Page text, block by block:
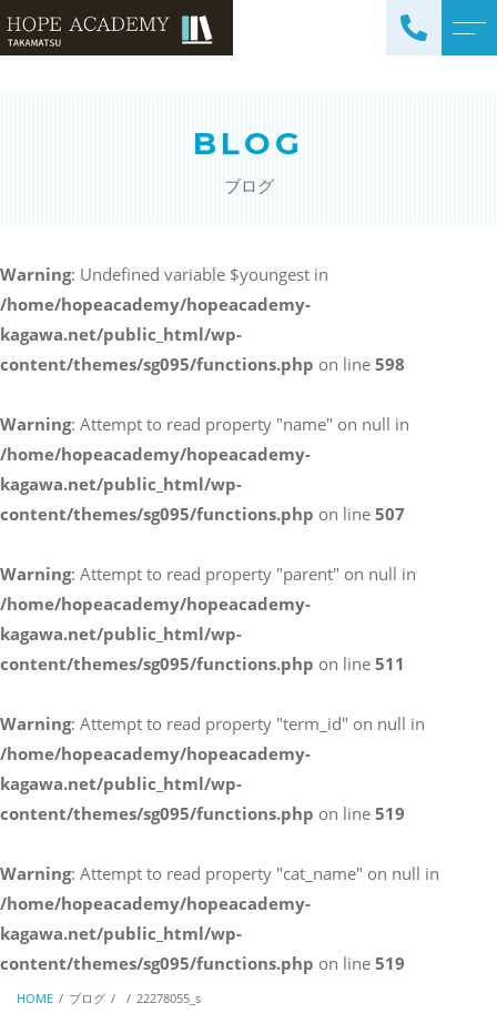
（4科目）
中学生コース（5科目）
高校生コース（3科目）
英会話コース（幼児～小学
校低学年）
087-887-7663
Webからのお問い合わせ
CONTACT
BLOG
ブログ
Warning: Undefined variable $youngest in
/home/hopeacademy/hopeacademy-
kagawa.net/public_html/wp-
content/themes/sg095/functions.php on line 598
Warning: Attempt to read property "name" on null in
/home/hopeacademy/hopeacademy-
kagawa.net/public_html/wp-
content/themes/sg095/functions.php on line 507
Warning: Attempt to read property "parent" on null in
/home/hopeacademy/hopeacademy-
kagawa.net/public_html/wp-
content/themes/sg095/functions.php on line 511
Warning: Attempt to read property "term_id" on null in
/home/hopeacademy/hopeacademy-
kagawa.net/public_html/wp-
content/themes/sg095/functions.php on line 519
Warning: Attempt to read property "cat_name" on null in
/home/hopeacademy/hopeacademy-
kagawa.net/public_html/wp-
content/themes/sg095/functions.php on line 519
HOME ブログ 22278055_s